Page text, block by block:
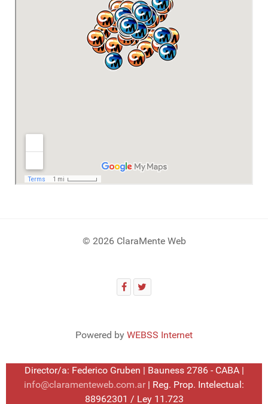
© 2026 ClaraMente Web
Powered by WEBSS Internet
Director/a: Federico Gruben | Bauness 2786 - CABA |
info@claramenteweb.com.ar | Reg. Prop. Intelectual:
88962301 / Ley 11.723